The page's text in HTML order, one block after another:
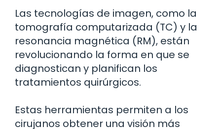
Las tecnologías de imagen, como la
tomografía computarizada (TC) y la
resonancia magnética (RM), están
revolucionando la forma en que se
diagnostican y planifican los
tratamientos quirúrgicos.
Estas herramientas permiten a los
cirujanos obtener una visión más